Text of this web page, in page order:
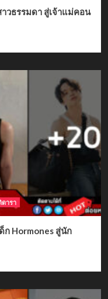
วธรรมดา สู่เจ้าแม่คอน
ดารา
ก Hormones สู่นัก